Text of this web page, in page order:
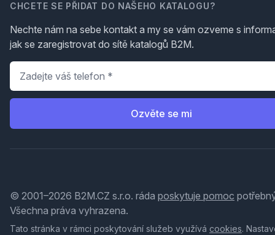
CHCETE SE PŘIDAT DO NAŠEHO KATALOGU?
Nechte nám na sebe kontakt a my se vám ozveme s
jak se zaregistrovat do sítě katalogů B2M.
Telefon
Ozvěte se mi
© 2001–2026 B2M.CZ s.r.o. ráda poskytuje pomoc
Všechna práva vyhrazena.
Tato stránka v rámci poskytování služeb využívá cookies.